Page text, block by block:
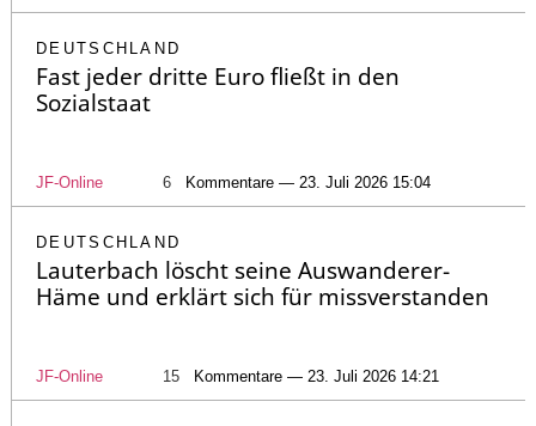
DEUTSCHLAND
Fast jeder dritte Euro fließt in den
Sozialstaat
JF-Online 6 Kommentare — 23. Juli 2026 15:04
DEUTSCHLAND
Lauterbach löscht seine Auswanderer-
Häme und erklärt sich für missverstanden
JF-Online 15 Kommentare — 23. Juli 2026 14:21